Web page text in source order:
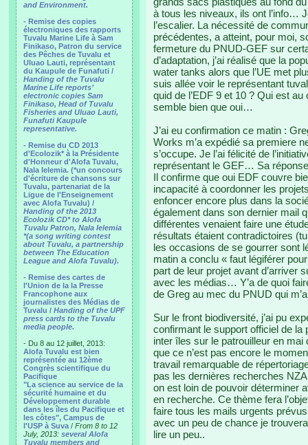
and Environment.
- Remise des copies
électroniques des rapports
Tuvalu Marine Life à Sam
Finikaso, Patron du service
des Pêches de Tuvalu et
Uluao Lauti, représentant
du Kaupule de Funafuti /
Handing of the Tuvalu
Marine Life reports’
electronic copies Sam
Finikaso, Head of Tuvalu
Fisheries and Uluao Lauti,
Funafuti Kaupule
representative.
- Remise du CD 2013
d'Ecolozik* à la Présidente
d'Honneur d'Alofa Tuvalu,
Nala Ielemia. (*un concours
d'écriture de chansons sur
Tuvalu, partenariat de la
Ligue de l'Enseignement
avec Alofa Tuvalu) /
Handing of the 2013
Ecolozik CD* to Alofa
Tuvalu Patron, Nala Ielemia
*(a song writing contest
about Tuvalu, a partnership
between The Education
League and Alofa Tuvalu).
- Remise des cartes de
l'Union de la la Presse
Francophone aux
journalistes des Médias de
Tuvalu / Handing of the UPF
press cards to the Tuvalu
media people.
- Du 8 au 12 juillet, 2013:
Alofa Tuvalu est bien
représentée au 12ème
Congrès scientifique du
Pacifique
"La science au service de la
sécurité humaine et du
Développement durable
dans les îles du Pacifique et
les côtes", Campus de
l'USP à Suva / From 8 to 12
July, 2013: several Alofa
Tuvalu members and
à tous les niveaux, ils ont l’info…
l’escalier. La nécessité de
précédentes, a atteint, pour moi,
fermeture du PNUD-GEF sur
d’adaptation, j’ai réalisé que la
water tanks alors que l’UE met
suis allée voir le représentant
quid de l’EDF 9 et 10 ? Qui est
semble bien que oui…
J’ai eu confirmation ce matin :
Works m’a expédié sa premiere
s’occupe. Je l’ai félicité de
représentant le GEF… Sa
Il confirme que oui EDF couvre
incapacité à coordonner les
enfoncer encore plus dans la
également dans son dernier mail
différentes venaient faire une
résultats étaient contradictoires
les occasions de se gourrer sont
matin a conclu « faut légiférer
part de leur projet avant d’arriver
avec les médias… Y’a de quoi
de Greg au mec du PNUD qui
Sur le front biodiversité, j’ai pu
confirmant le support officiel de la
inter îles sur le patrouilleur en
que ce n’est pas encore le
travail remarquable de
pas les dernières recherches
on est loin de pouvoir déterminer
en recherche. Ce thème fera
faire tous les mails urgents
avec un peu de chance je
lire un peu..